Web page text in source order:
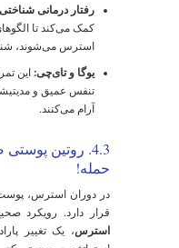
3.2. آیا ریزش موی
قاطع به این سوال برای
کاملاً موقتی و
عامل استرس‌زا و بازگشت
مو به حالت عادی
دوره بسیار مهم است.